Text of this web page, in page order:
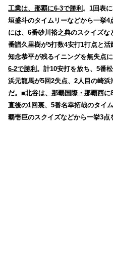
工業は、那覇に6-3で勝利 。1回表
垣盛斗のタイムリーなどから一挙
には、6番砂川裕之典のスクイズ
番譜久里樹が5打数4安打1打点と
知念恭平が残るイニングを無失点
6-2で勝利 。計10安打を放ち、5番
浜元龍馬が5回2失点、2人目の崎
だ。■北谷は、那覇国際・那覇西に
直後の1回裏、5番名幸拓哉のタイ
覇壱巨のスクイズなどから一挙3点